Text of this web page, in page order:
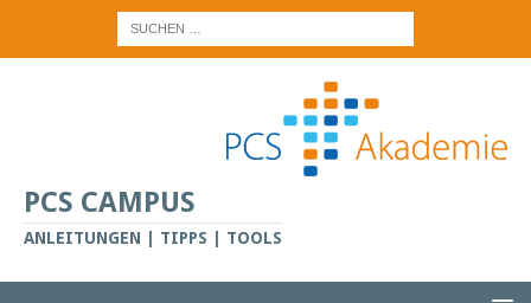
PCS CAMPUS
ANLEITUNGEN | TIPPS | TOOLS